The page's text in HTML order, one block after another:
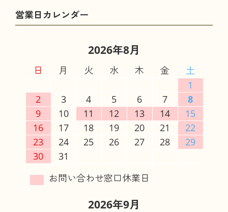
2026年8月
日 月 火 水 木 金
土
1
2
3 4 5 6 7
8
9
10 11 12 13 14
15
16
17 18 19 20 21
22
23
24 25 26 27 28
29
30
31
2026年9月